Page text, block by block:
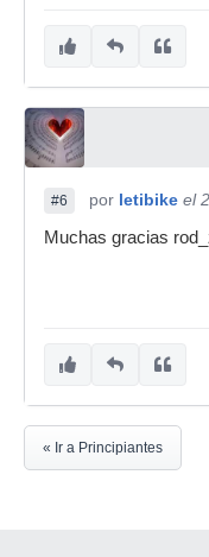
#6 por letibike el
Muchas gracias
« Ir a Principiantes